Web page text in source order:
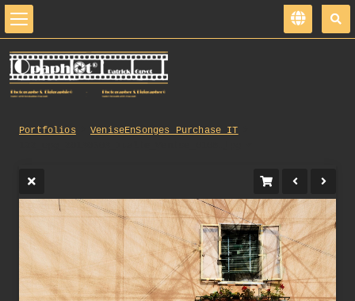
Portfolios
VeniseEnSonges_Purchase_IT